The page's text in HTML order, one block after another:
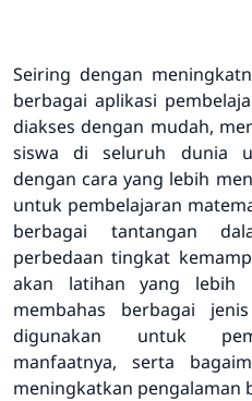
Seiring dengan
berbagai aplikasi
diakses dengan mudah,
siswa di seluruh dunia
dengan cara yang lebih
untuk pembelajaran
berbagai tantangan
perbedaan tingkat
akan latihan yang lebih
membahas berbagai
digunakan untuk
manfaatnya, serta
meningkatkan pengalaman